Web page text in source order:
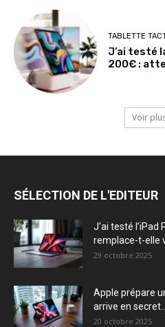
TABLETTE
J’ai testé
200€ :
Voir
SÉLECTION DE L'EDITEUR
J’ai testé
remplace-t-elle
29 octobre 2025
Apple prépare
arrive en secret...
20 octobre 2025